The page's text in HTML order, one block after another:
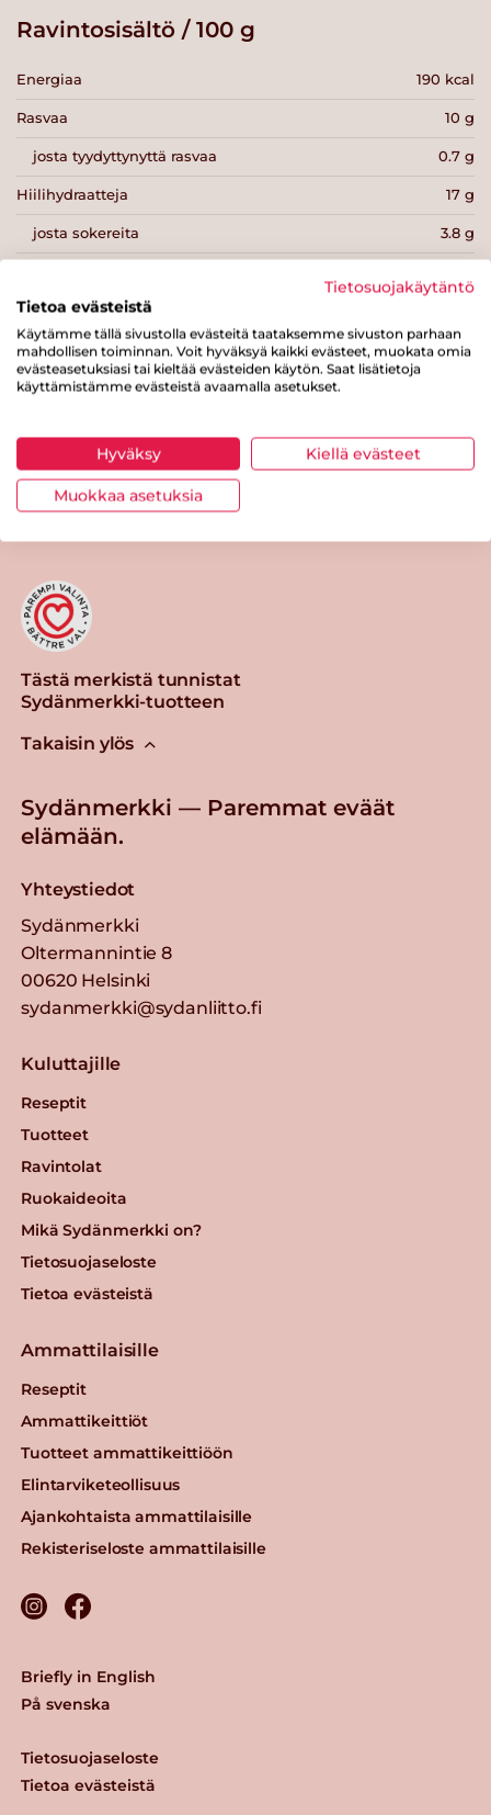
Ravintosisältö / 100 g
Energiaa 190 kcal
Rasvaa 10 g
josta tyydyttynyttä rasvaa 0.7 g
Hiilihydraatteja 17 g
josta sokereita 3.8 g
Proteiinia
Suolaa 0.9 g
Tulosta sivu
Tästä merkistä tunnistat
Sydänmerkki-tuotteen
Takaisin ylös
Sydänmerkki — Paremmat eväät
elämään.
Yhteystiedot
Sydänmerkki
Oltermannintie 8
00620 Helsinki
sydanmerkki@sydanliitto.fi
Kuluttajille
Reseptit
Tuotteet
Ravintolat
Ruokaideoita
Mikä Sydänmerkki on?
Tietosuojaseloste
Tietoa evästeistä
Ammattilaisille
Reseptit
Ammattikeittiöt
Tuotteet ammattikeittiöön
Elintarviketeollisuus
Ajankohtaista ammattilaisille
Rekisteriseloste ammattilaisille
Tietosuojaseloste
Tietoa evästeistä
Briefly in English
På svenska
Tietosuojakäytäntö
Tietoa evästeistä
Käytämme tällä sivustolla evästeitä taataksemme sivuston parhaan
mahdollisen toiminnan. Voit hyväksyä kaikki evästeet, muokata omia
evästeasetuksiasi tai kieltää evästeiden käytön. Saat lisätietoja
käyttämistämme evästeistä avaamalla asetukset.
Hyväksy Kiellä evästeet
Muokkaa asetuksia